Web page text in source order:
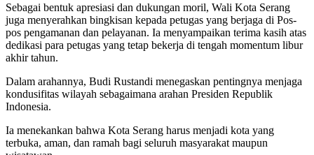
Sebagai bentuk apresiasi dan dukungan moril, Wali Kota Serang
juga menyerahkan bingkisan kepada petugas yang berjaga di Pos-
pos pengamanan dan pelayanan. Ia menyampaikan terima kasih atas
dedikasi para petugas yang tetap bekerja di tengah momentum libur
akhir tahun.
Dalam arahannya, Budi Rustandi menegaskan pentingnya menjaga
kondusifitas wilayah sebagaimana arahan Presiden Republik
Indonesia.
Ia menekankan bahwa Kota Serang harus menjadi kota yang
terbuka, aman, dan ramah bagi seluruh masyarakat maupun